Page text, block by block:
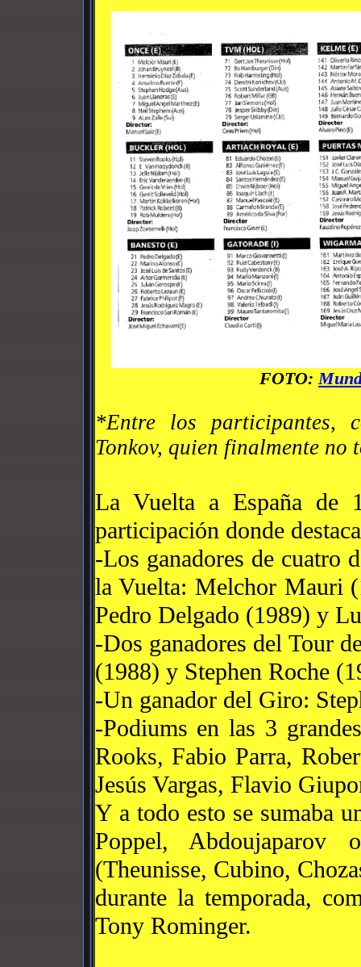
FOTO:
*Entre los participantes,
Tonkov, quien finalmente
La Vuelta a España de
participación donde
-Los ganadores de cuatro
la Vuelta: Melchor Mauri
Pedro Delgado (1989) y
-Dos ganadores del Tour
(1988) y Stephen Roche
-Un ganador del Giro:
-Podiums en las 3
Rooks, Fabio Parra,
Jesús Vargas, Flavio
Y a todo esto se sumaba
Poppel, Abdoujaparov
(Theunisse, Cubino,
durante la temporada,
Tony Rominger.